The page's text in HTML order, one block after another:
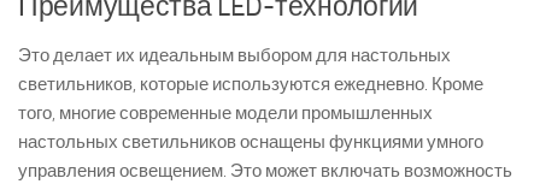
Это делает их идеальным выбором для настольных
светильников, которые используются ежедневно. Кроме
того, многие современные модели промышленных
настольных светильников оснащены функциями умного
управления освещением. Это может включать возможность